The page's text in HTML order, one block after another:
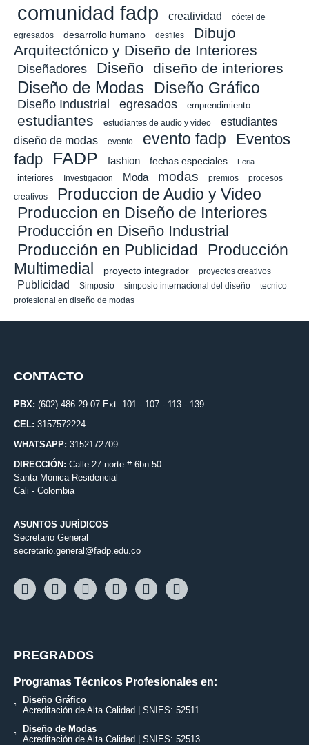
comunidad fadp creatividad
cóctel de
egresados
desarrollo humano desfiles
Dibujo
Arquitectónico y Diseño de Interiores
Diseñadores Diseño diseño de interiores
Diseño de Modas Diseño Gráfico
Diseño Industrial egresados emprendimiento
estudiantes estudiantes de audio y vídeo
estudiantes
diseño de modas
evento evento fadp
Eventos
fadp
FADP fashion fechas especiales Feria
interiores Investigacion Moda modas premios procesos
creativos Produccion de Audio y Video
Produccion en Diseño de Interiores
Producción en Diseño Industrial
Producción en Publicidad
Producción
Multimedial
proyecto integrador proyectos creativos
Publicidad Simposio simposio internacional del diseño
tecnico
profesional en diseño de modas
CONTACTO
PBX: (602) 486 29 07 Ext. 101 - 107 - 113 - 139
CEL: 3157572224
WHATSAPP: 3152172709
DIRECCIÓN: Calle 27 norte # 6bn-50
Santa Mónica Residencial
Cali - Colombia
ASUNTOS JURÍDICOS
Secretario General
secretario.general@fadp.edu.co
PREGRADOS
Programas Técnicos Profesionales en:
Diseño Gráfico
Acreditación de Alta Calidad | SNIES: 52511
Diseño de Modas
Acreditación de Alta Calidad | SNIES: 52513